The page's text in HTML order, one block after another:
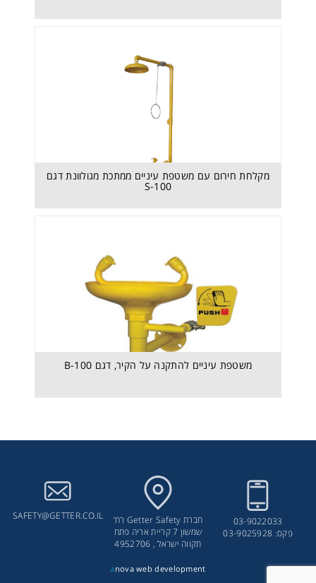
מקלחת חירום עם משטפת עיניים ממתכת מגולוונת דגם
S-100
משטפת עיניים להתקנה על הקיר, דגם B-100
03-9022033
פקס: 03-9025928
חברת Getter Safety רח’
שמשון 7 קריית אריה פתח
תקווה ישראל , 4952706
SAFETY@GETTER.CO.IL
a nova web development
100
משטפת עיניים להתקנה על הקיר, דגם B-100